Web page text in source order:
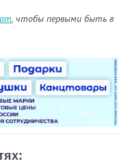
, чтобы первыми быть в